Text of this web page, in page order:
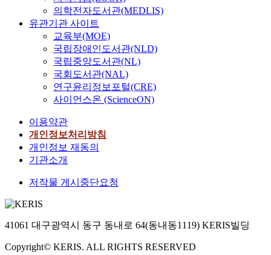
의학전자도서관(MEDLIS)
유관기관 사이트
교육부(MOE)
국립장애인도서관(NLD)
국립중앙도서관(NL)
국회도서관(NAL)
연구윤리정보포털(CRE)
사이언스온 (ScienceON)
이용약관
개인정보처리방침
개인정보 재동의
기관소개
저작물 게시중단요청
41061 대구광역시 동구 동내로 64(동내동1119) KERIS빌딩
Copyright© KERIS. ALL RIGHTS RESERVED